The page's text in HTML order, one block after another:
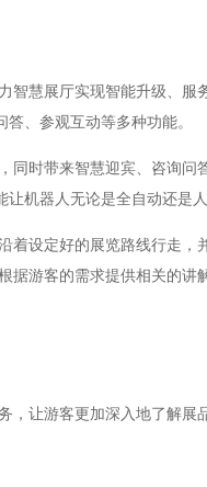
慧展厅实现智能升级、
、参观互动等多种功能。
时带来智慧迎宾、咨询
机器人无论是全自动还是
设定好的展览路线行走
游客的需求提供相关的讲
让游客更加深入地了解展